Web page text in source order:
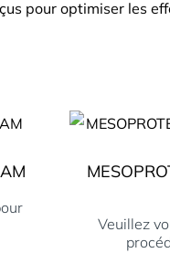
pour optimiser les
Veuillez